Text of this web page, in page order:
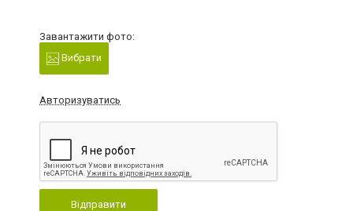
Завантажити фото:
Вибрати
Авторизуватись
Відправити